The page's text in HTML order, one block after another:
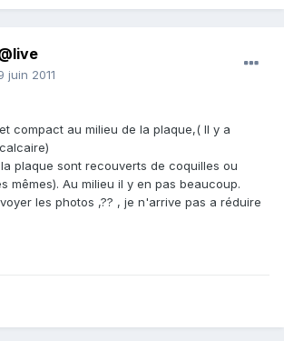
juin 2011
compact au milieu de la plaque,( Il y a
plaque sont recouverts de coquilles ou
mêmes). Au milieu il y en pas beaucoup.
les photos ,?? , je n'arrive pas a réduire